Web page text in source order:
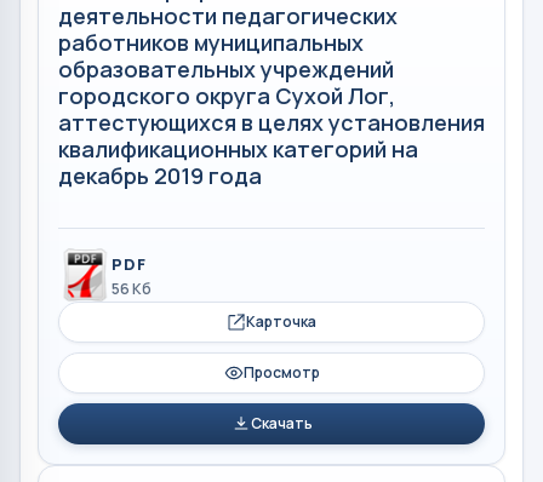
деятельности педагогических
работников муниципальных
образовательных учреждений
городского округа Сухой Лог,
аттестующихся в целях установления
квалификационных категорий на
декабрь 2019 года
PDF
56 Кб
Карточка
Просмотр
Скачать